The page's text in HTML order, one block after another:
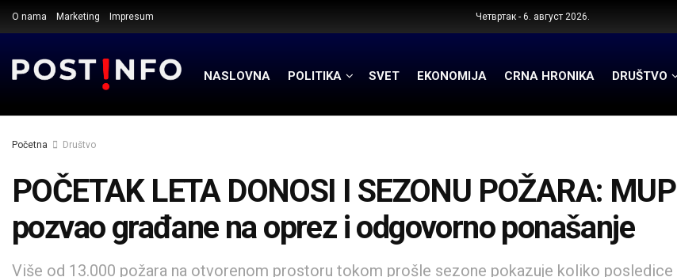
O nama Marketing Impresum Четвртак - 6. август 2026.
NASLOVNA POLITIKA SVET EKONOMIJA CRNA HRONIKA DRUŠTVO
Početna Društvo
POČETAK LETA DONOSI I SEZONU POŽARA: MUP
pozvao građane na oprez i odgovorno ponašanje
Više od 13.000 požara na otvorenom prostoru tokom prošle sezone pokazuje koliko posledice